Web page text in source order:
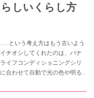
しいくらし方
という考え方はもう古いよう
チオシしてくれたのは、パナ
イフコンディショニングシリ
合わせて自動で光の色や明る
」でくらしをサポートしてく